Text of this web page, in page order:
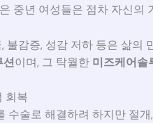
중년 여성들은 점차 자신의
감증, 성감 저하 등은 삶
이며, 그 탁월한 미즈케어솔
회복
수술로 해결하려 하지만 절